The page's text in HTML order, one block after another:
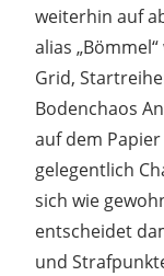
weiterhin auf
alias
Grid,
Bodenchaos
auf dem
gelegentlich
sich wie
entscheidet
und